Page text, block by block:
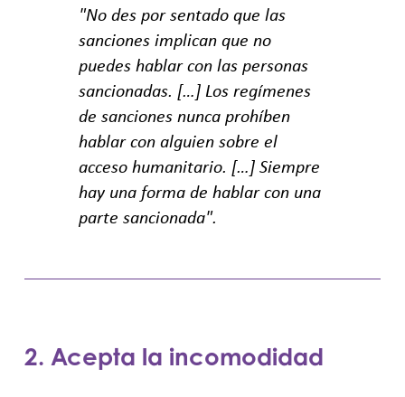
"No des por sentado que las
sanciones implican que no
puedes hablar con las personas
sancionadas. […] Los regímenes
de sanciones nunca prohíben
hablar con alguien sobre el
acceso humanitario. […] Siempre
hay una forma de hablar con una
parte sancionada".
2. Acepta la incomodidad